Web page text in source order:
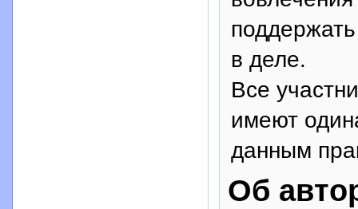
в деле.
Все
имеют
данным
Об